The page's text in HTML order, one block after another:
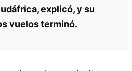
explicó, y su
vuelos terminó.